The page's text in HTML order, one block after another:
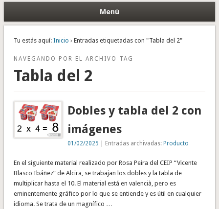
Menú
Tu estás aquí: Inicio › Entradas etiquetadas con "Tabla del 2"
NAVEGANDO POR EL ARCHIVO TAG
Tabla del 2
Dobles y tabla del 2 con
imágenes
01/02/2025 | Entradas archivadas:Producto
En el siguiente material realizado por Rosa Peira del CEIP “Vicente
Blasco Ibáñez” de Alcira, se trabajan los dobles y la tabla de
multiplicar hasta el 10. El material está en valencià, pero es
eminentemente gráfico por lo que se entiende y es útil en cualquier
idioma. Se trata de un magnífico …